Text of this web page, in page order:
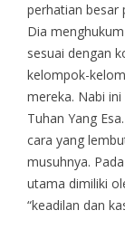
perhatian besar
Dia
sesuai dengan
kelompok-
mereka. Nabi
Tuhan Yang
cara yang
musuhnya.
utama dimiliki
“keadilan dan